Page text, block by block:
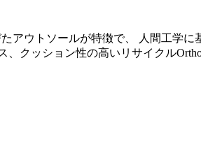
ウトソールが特徴で、 人間工学に
クッション性の高いリサイクル